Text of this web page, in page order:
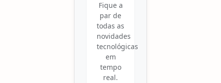
Fique a
par de
todas as
novidades
tecnológicas
em
tempo
real.